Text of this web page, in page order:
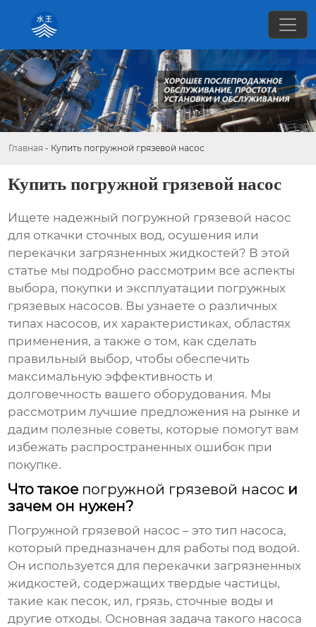
Главная - Купить погружной грязевой насос
Купить погружной грязевой насос
Ищете надежный погружной грязевой насос
для откачки сточных вод, осушения или
перекачки загрязненных жидкостей? В этой
статье мы подробно рассмотрим все аспекты
выбора, покупки и эксплуатации погружных
грязевых насосов. Вы узнаете о различных
типах насосов, их характеристиках, областях
применения, а также о том, как сделать
правильный выбор, чтобы обеспечить
максимальную эффективность и
долговечность вашего оборудования. Мы
рассмотрим лучшие предложения на рынке и
дадим полезные советы, которые помогут вам
избежать распространенных ошибок при
покупке.
Что такое погружной грязевой насос и
зачем он нужен?
Погружной грязевой насос – это тип насоса,
который предназначен для работы под водой.
Он используется для перекачки загрязненных
жидкостей, содержащих твердые частицы,
такие как песок, ил, грязь, сточные воды и
другие отходы. Основная задача такого насоса